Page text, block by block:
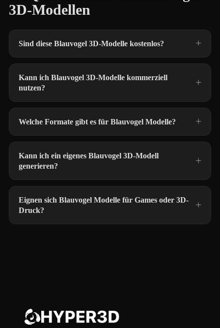
3D-Modellen
Sind diese Blauvogel 3D-Modelle kostenlos?
Kann ich Blauvogel 3D-Modelle kommerziell
nutzen?
Welche Formate gibt es für Blauvogel Modelle?
Kann ich ein eigenes Blauvogel 3D-Modell
generieren?
Eignen sich Blauvogel Modelle für Games oder 3D-
Druck?